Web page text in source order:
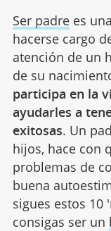
Ser padrees
hacerse cargo
atención de un
de su
participa en la
ayudarles a
exitosas. Un
hijos, hace con
problemas de
buena
sigues estos 10
consigas ser un